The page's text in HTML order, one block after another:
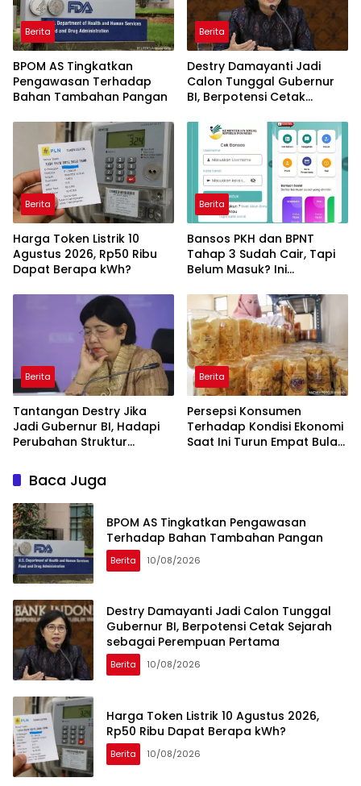
Berita
BPOM AS Tingkatkan
Pengawasan Terhadap
Bahan Tambahan Pangan
Berita
Destry Damayanti Jadi
Calon Tunggal Gubernur
BI, Berpotensi Cetak
Perempuan Pertama
Berita
Harga Token Listrik 10
Agustus 2026, Rp50 Ribu
Dapat Berapa kWh?
Berita
Bansos PKH dan BPNT
Tahap 3 Sudah Cair, Tapi
Belum Masuk? Ini
Berita
Tantangan Destry Jika
Jadi Gubernur BI, Hadapi
Perubahan Struktur
Berita
Persepsi Konsumen
Terhadap Kondisi Ekonomi
Saat Ini Turun Empat Bulan
Baca Juga
BPOM AS Tingkatkan Pengawasan
Terhadap Bahan Tambahan Pangan
Berita 10/08/2026
Destry Damayanti Jadi Calon Tunggal
Gubernur BI, Berpotensi Cetak Sejarah
sebagai Perempuan Pertama
Berita 10/08/2026
Harga Token Listrik 10 Agustus 2026,
Rp50 Ribu Dapat Berapa kWh?
Berita 10/08/2026